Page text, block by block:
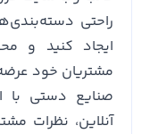
راحتی
ایجاد کنید و
مشتریان خود
صنایع دستی با
آنلاین، نظرات